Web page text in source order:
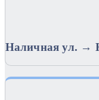
Наличная ул. →